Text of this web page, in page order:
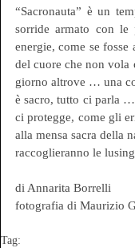
“Sacronauta” è un
sorride armato con
energie, come se
del cuore che non vola
giorno altrove … una
è sacro, tutto ci parla
ci protegge, come gli
alla mensa sacra della
raccoglieranno le
di Annarita Borrelli
fotografia di Maurizio
Tag: